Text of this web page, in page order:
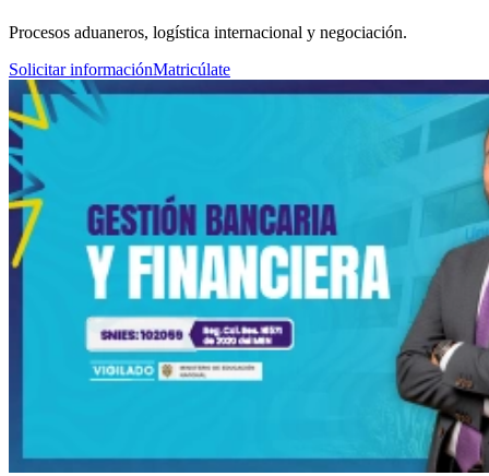
Procesos aduaneros, logística internacional y negociación.
Solicitar informaciónMatricúlate